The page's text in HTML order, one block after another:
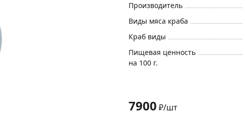
Производитель
Виды мяса краба
Краб виды
Пищевая ценность
на 100 г.
7900 ₽/шт